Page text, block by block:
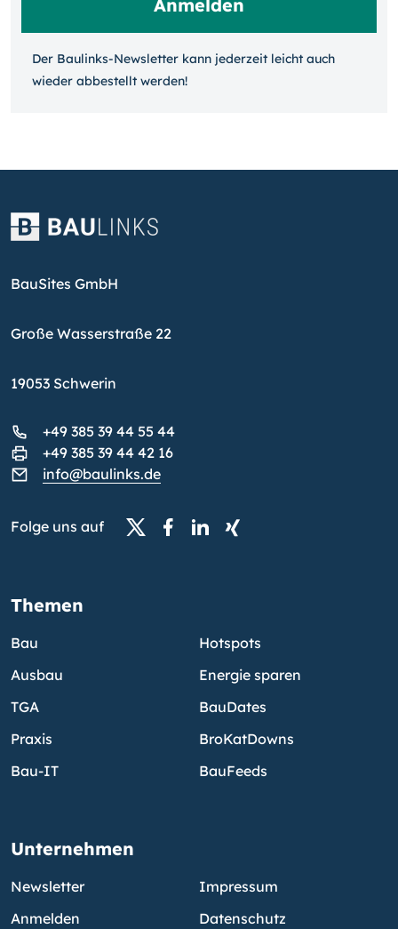
Der Baulinks-Newsletter kann jeder­zeit leicht auch
wieder ab­bestellt werden!
BauSites GmbH
Große Wasserstraße 22
19053 Schwerin
+49 385 39 44 55 44
+49 385 39 44 42 16
info@baulinks.de
Folge uns auf
Themen
Bau
Ausbau
TGA
Praxis
Bau-IT
Hotspots
Energie sparen
BauDates
BroKatDowns
BauFeeds
Unternehmen
Newsletter
Anmelden
Impressum
Datenschutz